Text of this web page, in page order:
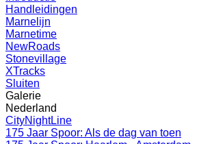
Handleidingen
Marnelijn
Marnetime
NewRoads
Stonevillage
XTracks
Sluiten
Galerie
Nederland
CityNightLine
175 Jaar Spoor: Als de dag van toen